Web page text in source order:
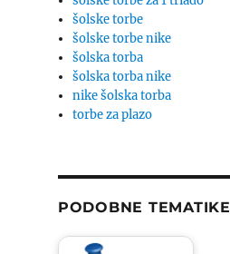
šolske torbe
šolske torbe nike
šolska torba
šolska torba nike
nike šolska torba
torbe za plazo
PODOBNE TEMATIKE